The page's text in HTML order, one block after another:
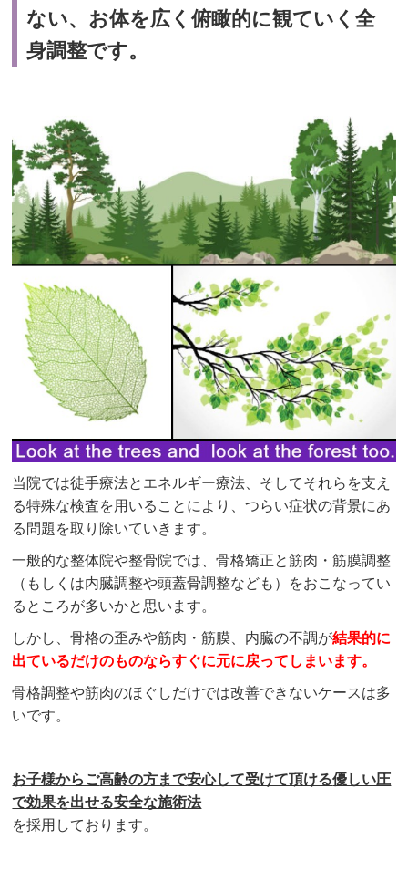
ない、お体を広く俯瞰的に観ていく全
身調整です。
当院では徒手療法とエネルギー療法、そしてそれらを支え
る特殊な検査を用いることにより、つらい症状の背景にあ
る問題を取り除いていきます。
一般的な整体院や整骨院では、骨格矯正と筋肉・筋膜調整
（もしくは内臓調整や頭蓋骨調整なども）をおこなってい
るところが多いかと思います。
しかし、骨格の歪みや筋肉・筋膜、内臓の不調が結果的に
出ているだけのものならすぐに元に戻ってしまいます。
骨格調整や筋肉のほぐしだけでは改善できないケースは多
いです。
お子様からご高齢の方まで安心して受けて頂ける優しい圧
で効果を出せる安全な施術法
を採用しております。